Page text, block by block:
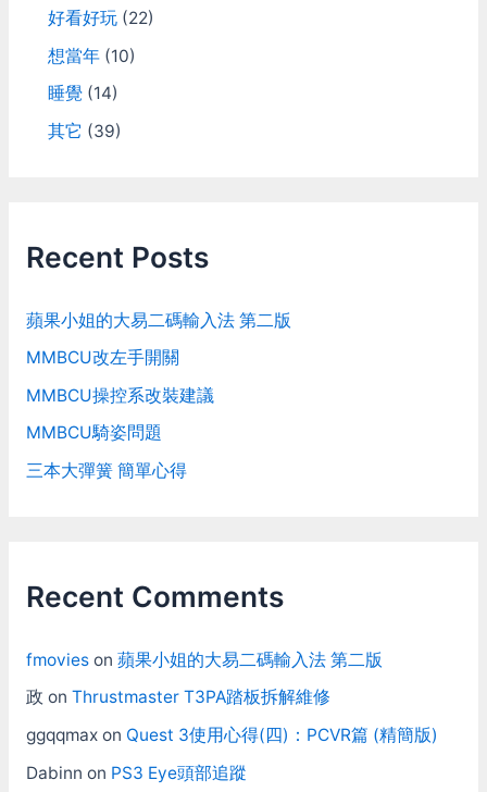
好看好玩(22)
想當年(10)
睡覺(14)
其它 (39)
Recent Posts
蘋果小姐的大易二碼輸入法 第二版
MMBCU改左手開關
MMBCU操控系改裝建議
MMBCU騎姿問題
三本大彈簧 簡單心得
Recent Comments
fmovieson 蘋果小姐的大易二碼輸入法 第二版
政 on Thrustmaster T3PA踏板拆解維修
ggqqmaxon Quest 3使用心得(四)：PCVR篇 (精簡版)
Dabinn on PS3 Eye頭部追蹤